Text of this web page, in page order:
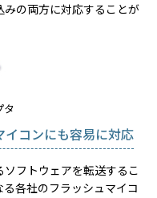
の両方に対応することが
タ
コンにも容易に対応
フトウェアを転送するこ
各社のフラッシュマイコ